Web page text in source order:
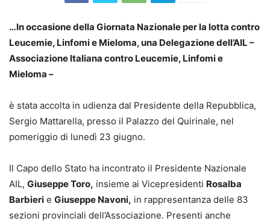
…In occasione della Giornata Nazionale per la lotta contro
Leucemie, Linfomi e Mieloma, una Delegazione dell’AIL –
Associazione Italiana contro Leucemie, Linfomi e
Mieloma –
è stata accolta in udienza dal Presidente della Repubblica,
Sergio Mattarella, presso il Palazzo del Quirinale, nel
pomeriggio di lunedì 23 giugno.
Il Capo dello Stato ha incontrato il Presidente Nazionale
AIL, Giuseppe Toro, insieme ai Vicepresidenti Rosalba
Barbieri e Giuseppe Navoni, in rappresentanza delle 83
sezioni provinciali dell’Associazione. Presenti anche